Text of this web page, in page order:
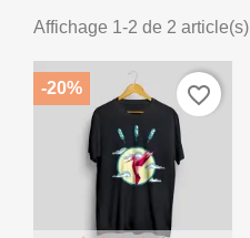
Affichage 1-2 de 2 article(s)
-20% favorite_border